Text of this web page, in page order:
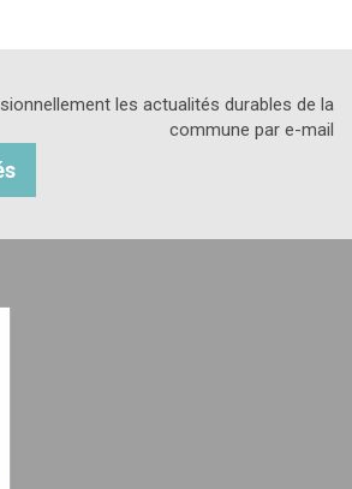
les actualités durables de la
commune par e-mail